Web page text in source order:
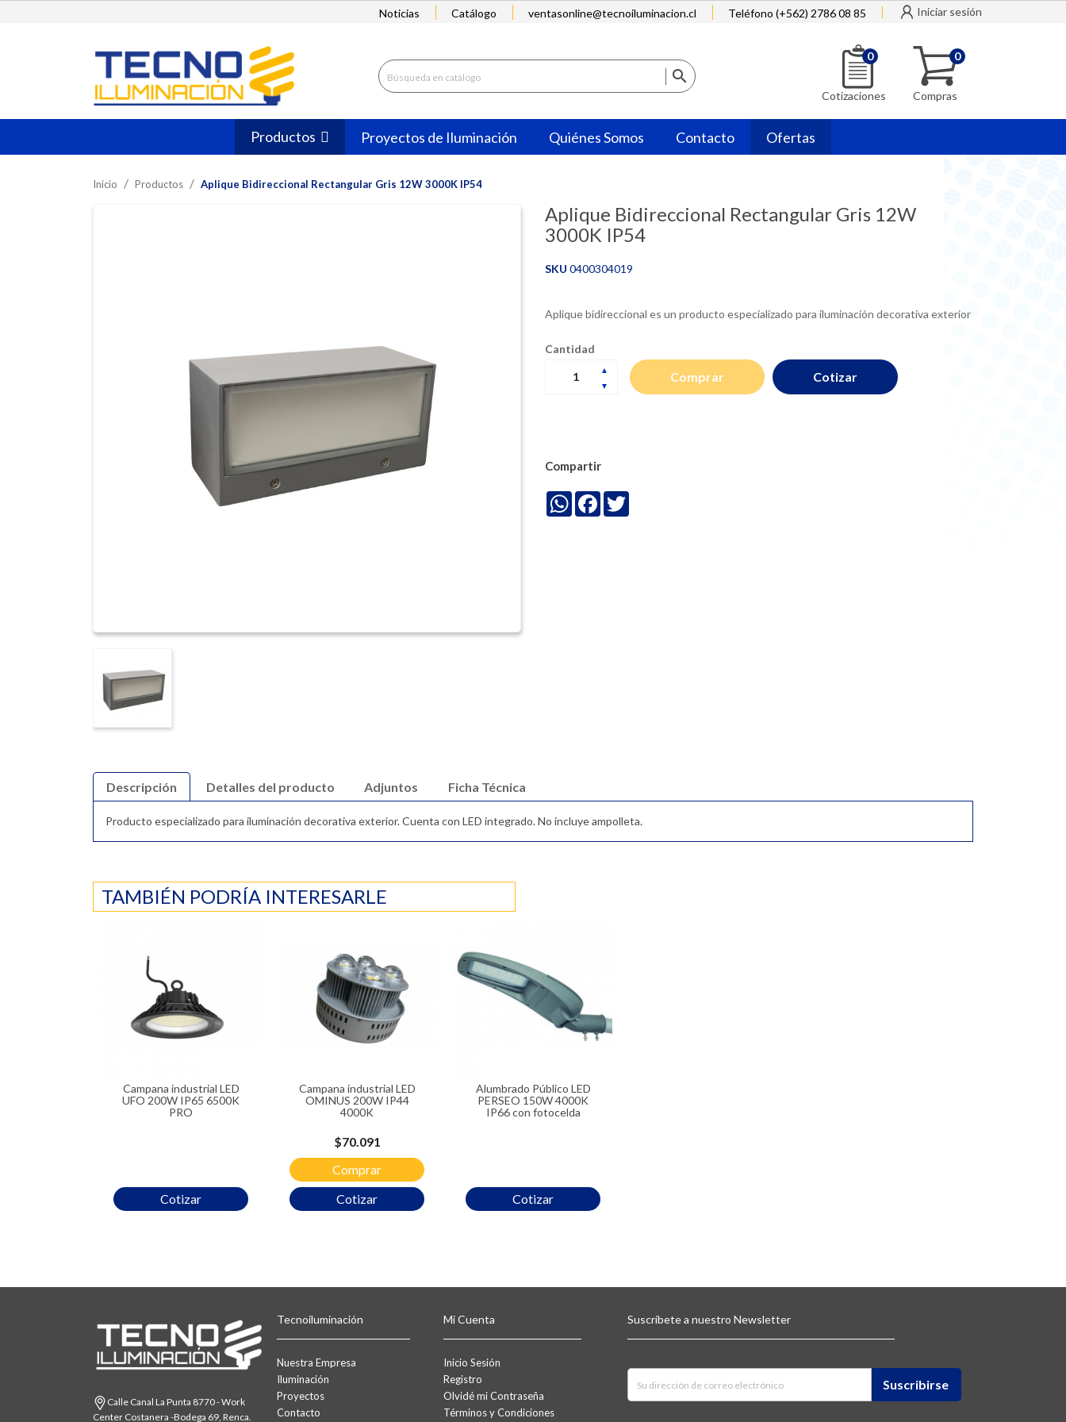
Noticias Catálogo ventasonline@tecnoiluminacion.cl Teléfono (+562) 2786 08 85 Iniciar sesión

Cotizaciones
0
Compras
0
Productos Proyectos de Iluminación Quiénes Somos Contacto Ofertas
Inicio Productos Aplique Bidireccional Rectangular Gris 12W 3000K IP54
Aplique Bidireccional Rectangular Gris 12W
3000K IP54
SKU 0400304019
Aplique bidireccional es un producto especializado para iluminación decorativa exterior
Cantidad
Comprar Cotizar
Compartir
WhatsApp
Facebook
Descripción Detalles del producto Adjuntos Ficha Técnica
Producto especializado para iluminación decorativa exterior. Cuenta con LED integrado. No incluye ampolleta.
TAMBIÉN PODRÍA INTERESARLE
Campana industrial LED
UFO 200W IP65 6500K
PRO
Cotizar
Campana industrial LED
OMINUS 200W IP44
4000K
Cotizar
Precio
$70.091
Comprar
Alumbrado Público LED
PERSEO 150W 4000K
IP66 con fotocelda
Cotizar
Calle Canal La Punta 8770 - Work
Center Costanera -Bodega 69, Renca.
Tecnoiluminación
Nuestra Empresa
Iluminación
Proyectos
Contacto
Mi Cuenta
Inicio Sesión
Registro
Olvidé mi Contraseña
Términos y Condiciones
Suscríbete a nuestro Newsletter